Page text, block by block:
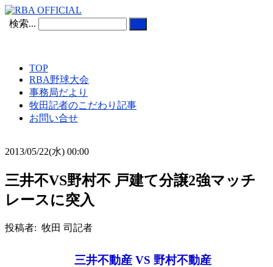
検索...
TOP
RBA野球大会
事務局だより
牧田記者のこだわり記事
お問い合せ
2013/05/22(水) 00:00
三井不VS野村不 戸建て分譲2強マッチ
レースに突入
投稿者: 牧田 司記者
三井不動産 VS 野村不動産